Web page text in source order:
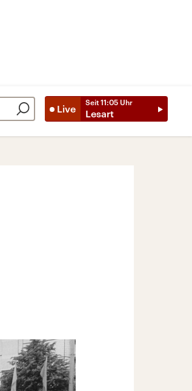
Live
Seit 11:05 Uhr
Lesart